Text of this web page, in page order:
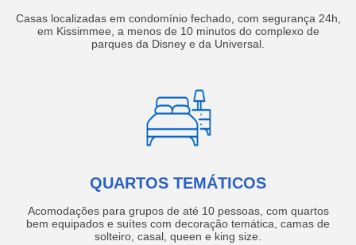
Casas localizadas em condomínio fechado, com segurança 24h,
em Kissimmee, a menos de 10 minutos do complexo de
parques da Disney e da Universal.
QUARTOS TEMÁTICOS
Acomodações para grupos de até 10 pessoas, com quartos
bem equipados e suítes com decoração temática, camas de
solteiro, casal, queen e king size.